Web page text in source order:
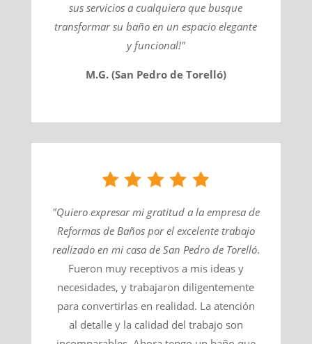
sus servicios a cualquiera que busque
transformar su baño en un espacio elegante
y funcional!"
M.G. (San Pedro de Torelló)
"Quiero expresar mi gratitud a la empresa de
Reformas de Baños por el excelente trabajo
realizado en mi casa de San Pedro de Torelló​.
Fueron muy receptivos a mis ideas y
necesidades, y trabajaron diligentemente
para convertirlas en realidad. La atención
al detalle y la calidad del trabajo son